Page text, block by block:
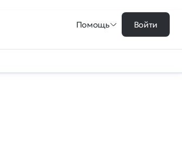
Помощь Войти